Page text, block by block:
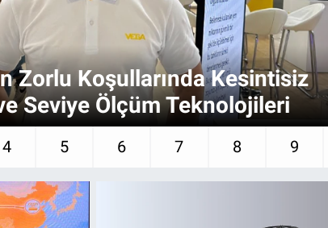
Zorlu Koşullarında Kesintisiz
Seviye Ölçüm Teknolojileri
4 5 6 7 8 9